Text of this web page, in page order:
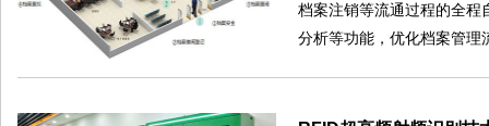
档案注销等流通过程的全程
分析等功能，优化档案管理